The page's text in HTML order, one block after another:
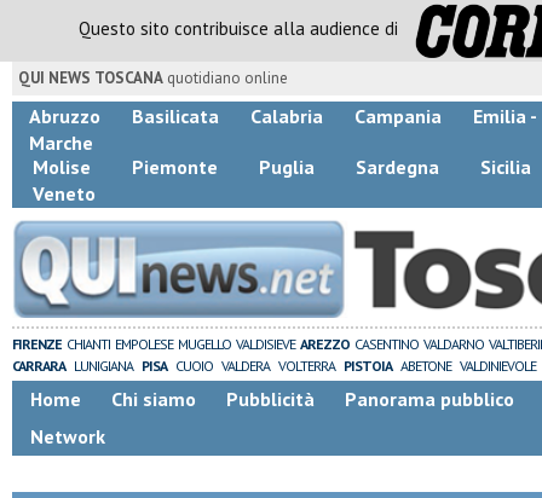
Questo sito contribuisce alla audience di
QUI NEWS TOSCANA quotidiano online
Abruzzo Basilicata Calabria Campania
Emilia -
Marche
Molise
Piemonte Puglia Sardegna
Sicilia
Veneto
FIRENZE CHIANTI EMPOLESE MUGELLO VALDISIEVE AREZZO CASENTINO VALDARNO
CARRARA LUNIGIANA PISA CUOIO VALDERA VOLTERRA PISTOIA ABETONE VALDINIEVOLE
Home Chi siamo Pubblicità
Panorama pubblico
Network